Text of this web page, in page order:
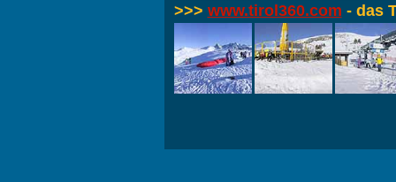
>>> www.tirol360.com - das